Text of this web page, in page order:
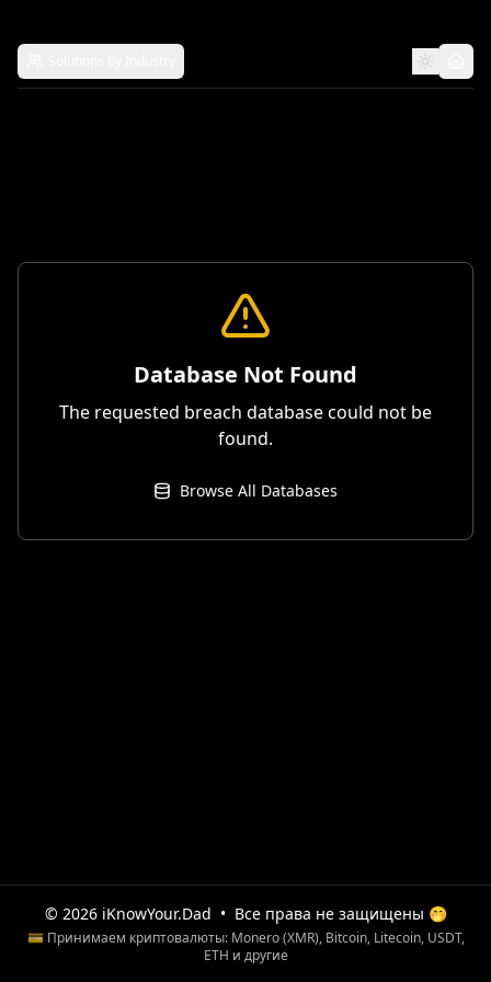
Database Not Found
The requested breach database could not be
found.
Browse All Databases
© 2026 iKnowYour.Dad • Все права не защищены 🤭
💳 Принимаем криптовалюты: Monero (XMR), Bitcoin, Litecoin, USDT,
ETH и другие